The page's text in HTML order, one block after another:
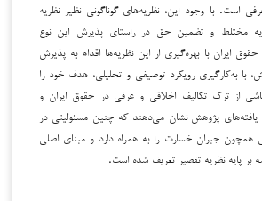
است. با وجود این، نظریه‌های گوناگونی نظیر نظریه
مختلط و تضمین حق در راستای پذیرش این نوع
ایران با بهره‌گیری از این نظریه‌ها اقدام به پذیرش
با به‌کارگیری رویکرد توصیفی و تحلیلی، هدف خود را
از ترک تکالیف اخلاقی و عرفی در حقوق ایران و
یافته‌های پژوهش نشان می‌دهند که چنین مسئولیتی در
همچون جبران خسارت را به همراه دارد و مبنای اصلی
بر پایه نظریه تقصیر تعریف شده است.